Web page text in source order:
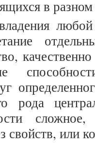
в
рода
сложное,
свойств, или